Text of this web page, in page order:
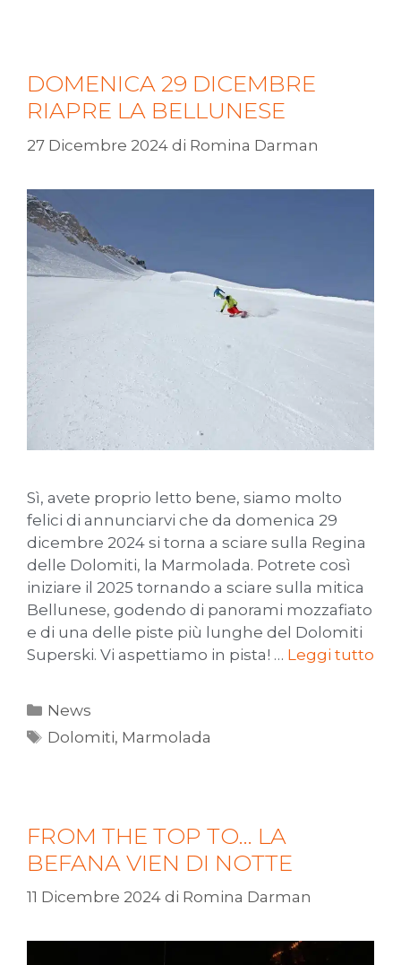
DOMENICA 29 DICEMBRE
RIAPRE LA BELLUNESE
27 Dicembre 2024 di Romina Darman
Sì, avete proprio letto bene, siamo molto
felici di annunciarvi che da domenica 29
dicembre 2024 si torna a sciare sulla Regina
delle Dolomiti, la Marmolada. Potrete così
iniziare il 2025 tornando a sciare sulla mitica
Bellunese, godendo di panorami mozzafiato
e di una delle piste più lunghe del Dolomiti
Superski. Vi aspettiamo in pista! … Leggi tutto
News
Dolomiti, Marmolada
FROM THE TOP TO… LA
BEFANA VIEN DI NOTTE
11 Dicembre 2024 di Romina Darman